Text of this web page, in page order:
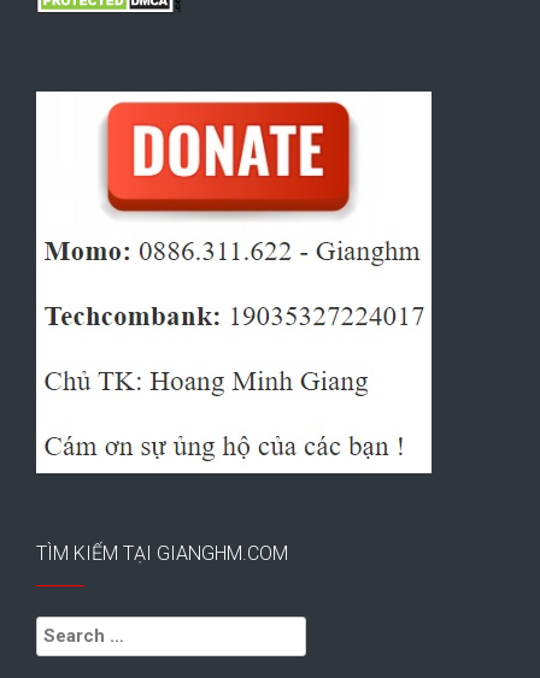
TÌM KIẾM TẠI GIANGHM.COM
Search
for: